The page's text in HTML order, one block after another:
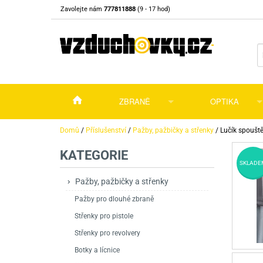
Zavolejte nám 777811888 (9 - 17 hod)
ZBRANĚ
Vzduchovky Vzduchovky na
Příslušenství pro
Vzduchovky PCP
Vzduchovky
Vzduchové pistole a revolveryPříslušenství
Pružinové pistole
Plynové pistole a revolvery
Perkusní zbraně
Pušky
Nože Nože s pevnou
OPTIKA
Puškohledy
Dalekohledy a
Kolimátory, lasery
Domů / Příslušenství / Pažby, pažbičky a střenky / Lučík
KATEGORIE
Pažby, pažbičky a střenky
Pažby pro dlouhé zbraně
Střenky pro pistole
Střenky pro revolvery
Botky a lícnice